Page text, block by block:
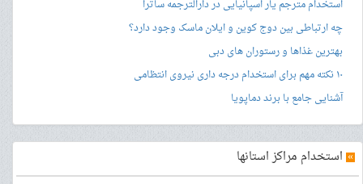
استخدام مترجم یار اسپانیایی در دارالترجمه ساترا
چه ارتباطی بین دوج کوین و ایلان ماسک وجود دارد؟
بهترین غذاها و رستوران های دبی
۱۰ نکته مهم برای استخدام درجه داری نیروی انتظامی
آشنایی جامع با برند دماپویا
» استخدام مراکز استانها